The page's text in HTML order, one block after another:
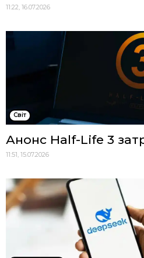
11:22, 16.07.2026
Cвіт
Анонс Half-Life 3
11:51, 15.07.2026